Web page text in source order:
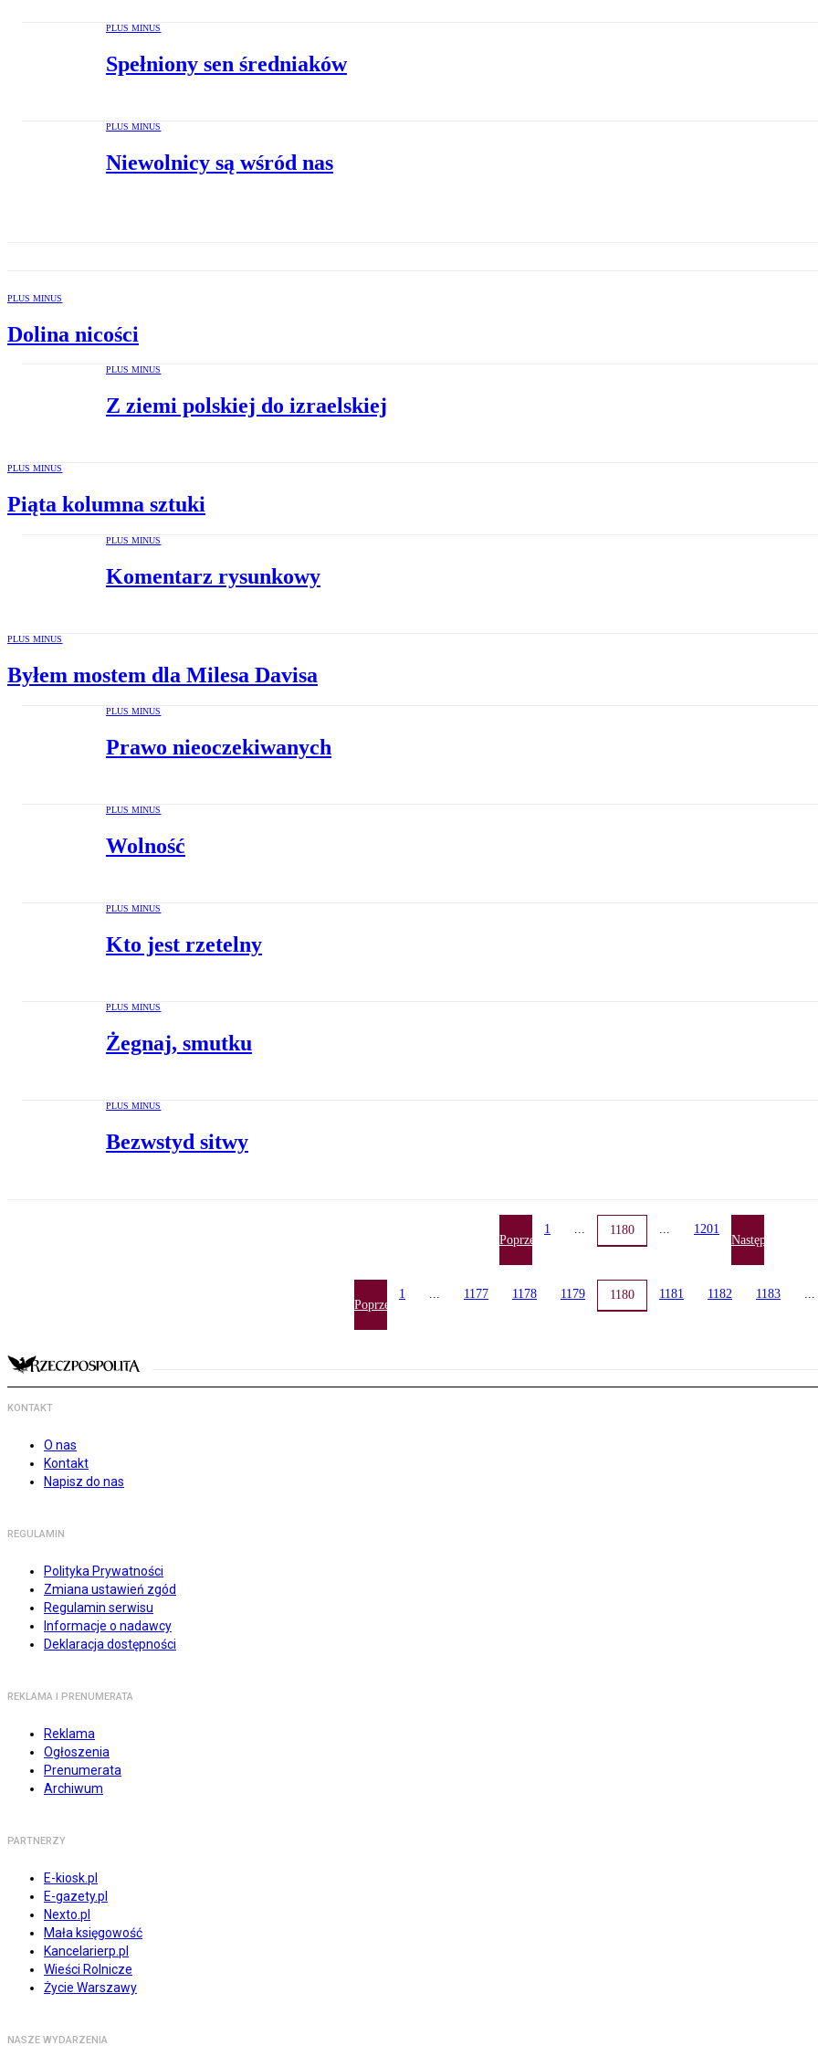
PLUS MINUS
Spełniony sen średniaków
PLUS MINUS
Niewolnicy są wśród nas
PLUS MINUS
Dolina nicości
PLUS MINUS
Z ziemi polskiej do izraelskiej
PLUS MINUS
Piąta kolumna sztuki
PLUS MINUS
Komentarz rysunkowy
PLUS MINUS
Byłem mostem dla Milesa Davisa
PLUS MINUS
Prawo nieoczekiwanych
PLUS MINUS
Wolność
PLUS MINUS
Kto jest rzetelny
PLUS MINUS
Żegnaj, smutku
PLUS MINUS
Bezwstyd sitwy
Poprzednia
1 ... 1180 ... 1201
Następna
Poprzednia
1 ... 1177 1178 1179 1180 1181 1182 1183 ...
KONTAKT
O nas
Kontakt
Napisz do nas
REGULAMIN
Polityka Prywatności
Zmiana ustawień zgód
Regulamin serwisu
Informacje o nadawcy
Deklaracja dostępności
REKLAMA I PRENUMERATA
Reklama
Ogłoszenia
Prenumerata
Archiwum
PARTNERZY
E-kiosk.pl
E-gazety.pl
Nexto.pl
Mała księgowość
Kancelarierp.pl
Wieści Rolnicze
Życie Warszawy
NASZE WYDARZENIA